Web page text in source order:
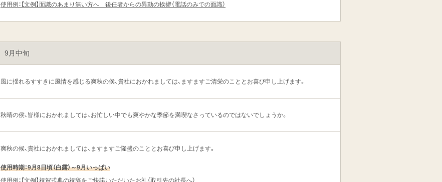
使用例：【文例】面識のあまり無い方へ 後任者からの異動の挨拶（電話のみでの面識）
9月中旬
風に揺れるすすきに風情を感じる爽秋の侯、貴社におかれましては、ますますご清栄のこととお喜び申し上げます。
秋晴の侯、皆様におかれましては、お忙しい中でも爽やかな季節を満喫なさっているのではないでしょうか。
爽秋の候、貴社におかれましては、ますますご隆盛のこととお喜び申し上げます。
使用時期：9月8日頃（白露）～9月いっぱい
使用例：【文例】祝賀式典の祝辞をご快諾いただいたお礼（取引先の社長へ）